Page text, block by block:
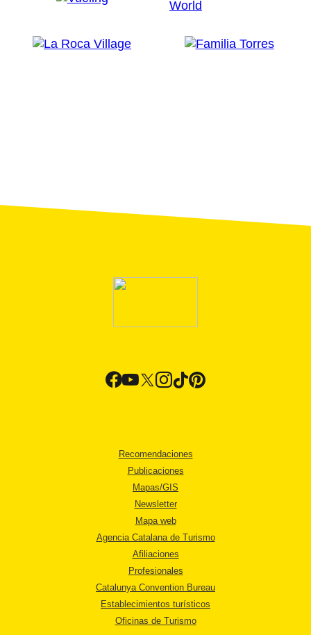
Recomendaciones
Publicaciones
Mapas/GIS
Newsletter
Mapa web
Agencia Catalana de Turismo
Afiliaciones
Profesionales
Catalunya Convention Bureau
Establecimientos turísticos
Oficinas de Turismo